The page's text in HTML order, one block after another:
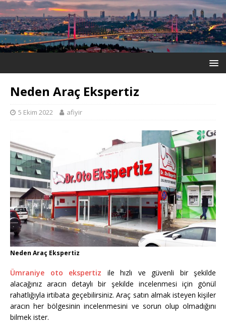
Neden Araç Ekspertiz
5 Ekim 2022 afiyir
Neden Araç Ekspertiz
Ümraniye oto ekspertiz ile hızlı ve güvenli bir şekilde
alacağınız aracın detaylı bir şekilde incelenmesi için gönül
rahatlığıyla irtibata geçebilirsiniz. Araç satın almak isteyen kişiler
aracın her bölgesinin incelenmesini ve sorun olup olmadığını
bilmek ister.